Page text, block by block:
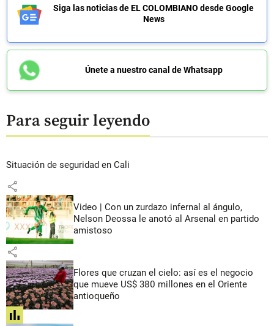
Siga las noticias de EL COLOMBIANO desde Google
News
Únete a nuestro canal de Whatsapp
Para seguir leyendo
Situación de seguridad en Cali
share
Video | Con un zurdazo infernal al ángulo,
Nelson Deossa le anotó al Arsenal en partido
amistoso
share
Flores que cruzan el cielo: así es el negocio
que mueve US$ 380 millones en el Oriente
antioqueño
share